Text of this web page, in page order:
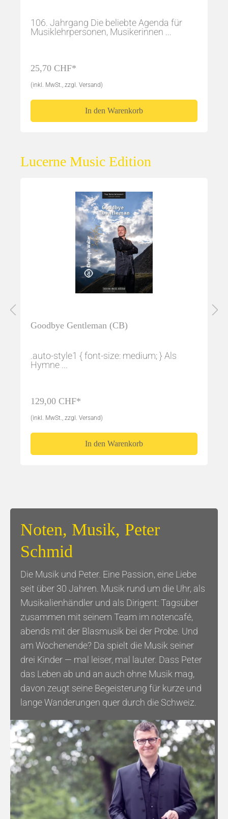
106. Jahrgang Die beliebte Agenda für
Musiklehrpersonen, Musikerinnen ...
25,70 CHF*
(inkl. MwSt., zzgl. Versand)
In den Warenkorb
Lucerne Music Edition
Goodbye Gentleman (CB)
.auto-style1 { font-size: medium; } Als
Hymne ...
129,00 CHF*
(inkl. MwSt., zzgl. Versand)
In den Warenkorb
Noten, Musik, Peter
Schmid
Die Musik und Peter. Eine Passion, eine Liebe
seit über 30 Jahren. Musik rund um die Uhr, als
Musikalienhändler und als Dirigent: Tagsüber
zusammen mit seinem Team im notencafé,
abends mit der Blasmusik bei der Probe. Und
am Wochenende? Da spielt die Musik seiner
drei Kinder — mal leiser, mal lauter. Dass Peter
das Leben ab und an auch ohne Musik mag,
davon zeugt seine Begeisterung für kurze und
lange Wanderungen quer durch die Schweiz.